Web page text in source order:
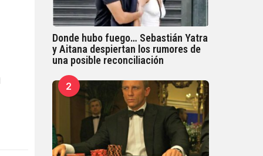
Donde hubo fuego… Sebastián Yatra
y Aitana despiertan los rumores de
una posible reconciliación
2